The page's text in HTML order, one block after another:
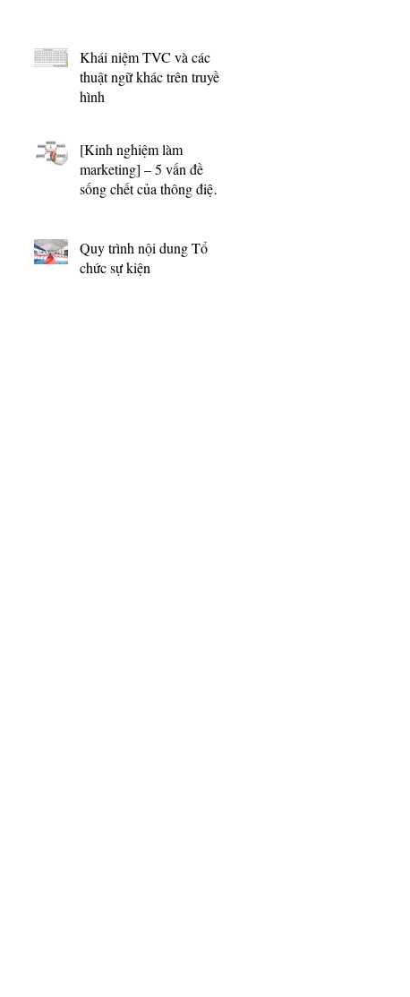
BỞI KEYCITE
Khái niệm TVC và các
thuật ngữ khác trên truyền
hình
[Kinh nghiệm làm
marketing] – 5 vấn đề
sống chết của thông điệp
Quy trình nội dung Tổ
chức sự kiện